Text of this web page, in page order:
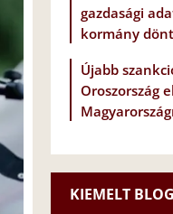
gazdasági
kormány
Újabb
Oroszország
KIEMELT